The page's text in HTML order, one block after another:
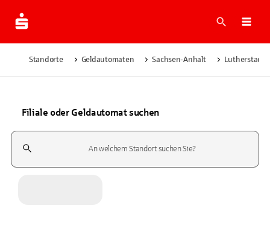
Suche
Standorte Geldautomaten Sachsen-Anhalt Lutherstadt
Filiale oder Geldautomat suchen
Suchfeld